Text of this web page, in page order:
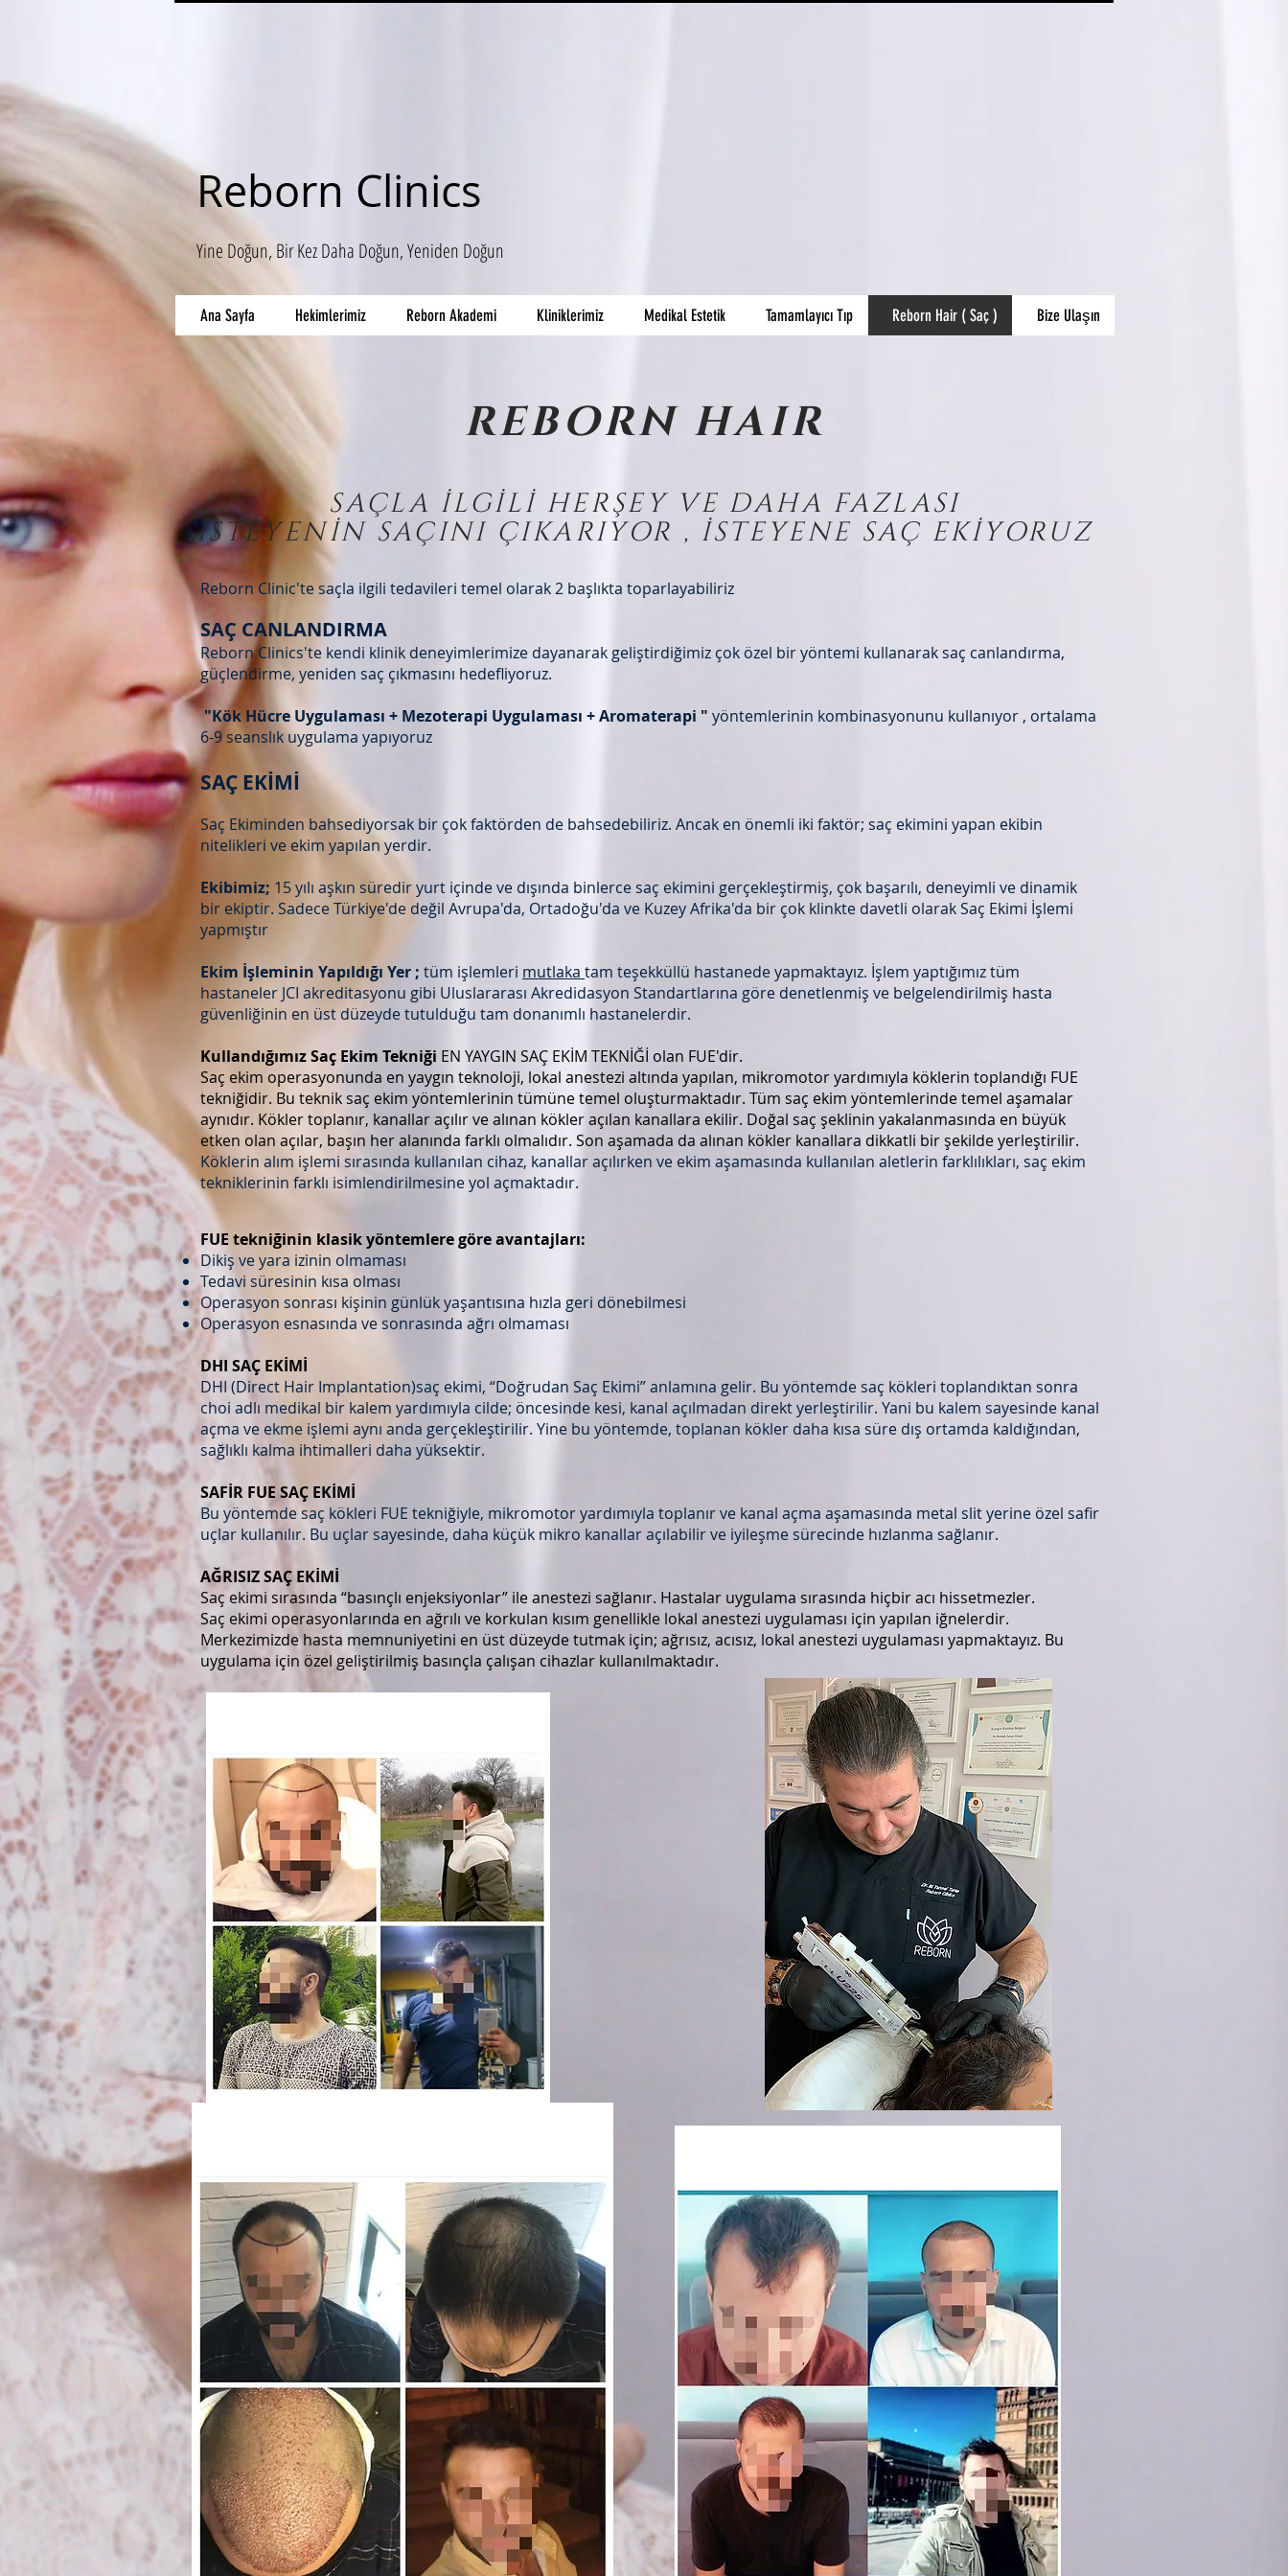
Reborn Clinics
Yine Doğun, Bir Kez Daha Doğun, Yeniden Doğun
Ana Sayfa Hekimlerimiz Reborn Akademi Kliniklerimiz Medikal Estetik Tamamlayıcı Tıp Reborn Hair ( Saç ) Bize Ulaşın
REBORN HAIR
SAÇLA İLGİLİ HERŞEY VE DAHA FAZLASI
İSTEYENİN SAÇINI ÇIKARIYOR , İSTEYENE SAÇ EKİYORUZ
Reborn Clinic'te saçla ilgili tedavileri temel olarak 2 başlıkta toparlayabiliriz
SAÇ CANLANDIRMA
Reborn Clinics'te kendi klinik deneyimlerimize dayanarak geliştirdiğimiz çok özel bir yöntemi kullanarak saç canlandırma,
güçlendirme, yeniden saç çıkmasını hedefliyoruz.
"Kök Hücre Uygulaması + Mezoterapi Uygulaması + Aromaterapi " yöntemlerinin kombinasyonunu kullanıyor , ortalama
6-9 seanslık uygulama yapıyoruz
SAÇ EKİMİ
Saç Ekiminden bahsediyorsak bir çok faktörden de bahsedebiliriz. Ancak en önemli iki faktör; saç ekimini yapan ekibin
nitelikleri ve ekim yapılan yerdir.
Ekibimiz; 15 yılı aşkın süredir yurt içinde ve dışında binlerce saç ekimini gerçekleştirmiş, çok başarılı, deneyimli ve dinamik
bir ekiptir. Sadece Türkiye'de değil Avrupa'da, Ortadoğu'da ve Kuzey Afrika'da bir çok klinkte davetli olarak Saç Ekimi İşlemi
yapmıştır
Ekim İşleminin Yapıldığı Yer ; tüm işlemleri mutlaka tam teşekküllü hastanede yapmaktayız. İşlem yaptığımız tüm
hastaneler JCI akreditasyonu gibi Uluslararası Akredidasyon Standartlarına göre denetlenmiş ve belgelendirilmiş hasta
güvenliğinin en üst düzeyde tutulduğu tam donanımlı hastanelerdir.
Kullandığımız Saç Ekim Tekniği EN YAYGIN SAÇ EKİM TEKNİĞİ olan FUE'dir.
Saç ekim operasyonunda en yaygın teknoloji, lokal anestezi altında yapılan, mikromotor yardımıyla köklerin toplandığı FUE
tekniğidir. Bu teknik saç ekim yöntemlerinin tümüne temel oluşturmaktadır. Tüm saç ekim yöntemlerinde temel aşamalar
aynıdır. Kökler toplanır, kanallar açılır ve alınan kökler açılan kanallara ekilir. Doğal saç şeklinin yakalanmasında en büyük
etken olan açılar, başın her alanında farklı olmalıdır. Son aşamada da alınan kökler kanallara dikkatli bir şekilde yerleştirilir.
Köklerin alım işlemi sırasında kullanılan cihaz, kanallar açılırken ve ekim aşamasında kullanılan aletlerin farklılıkları, saç ekim
tekniklerinin farklı isimlendirilmesine yol açmaktadır.
FUE tekniğinin klasik yöntemlere göre avantajları:
Dikiş ve yara izinin olmaması
Tedavi süresinin kısa olması
Operasyon sonrası kişinin günlük yaşantısına hızla geri dönebilmesi
Operasyon esnasında ve sonrasında ağrı olmaması
DHI SAÇ EKİMİ
DHI (Direct Hair Implantation)saç ekimi, “Doğrudan Saç Ekimi” anlamına gelir. Bu yöntemde saç kökleri toplandıktan sonra
choi adlı medikal bir kalem yardımıyla cilde; öncesinde kesi, kanal açılmadan direkt yerleştirilir. Yani bu kalem sayesinde kanal
açma ve ekme işlemi aynı anda gerçekleştirilir. Yine bu yöntemde, toplanan kökler daha kısa süre dış ortamda kaldığından,
sağlıklı kalma ihtimalleri daha yüksektir.
SAFİR FUE SAÇ EKİMİ
Bu yöntemde saç kökleri FUE tekniğiyle, mikromotor yardımıyla toplanır ve kanal açma aşamasında metal slit yerine özel safir
uçlar kullanılır. Bu uçlar sayesinde, daha küçük mikro kanallar açılabilir ve iyileşme sürecinde hızlanma sağlanır.
AĞRISIZ SAÇ EKİMİ
Saç ekimi sırasında “basınçlı enjeksiyonlar” ile anestezi sağlanır. Hastalar uygulama sırasında hiçbir acı hissetmezler.
Saç ekimi operasyonlarında en ağrılı ve korkulan kısım genellikle lokal anestezi uygulaması için yapılan iğnelerdir.
Merkezimizde hasta memnuniyetini en üst düzeyde tutmak için; ağrısız, acısız, lokal anestezi uygulaması yapmaktayız. Bu
uygulama için özel geliştirilmiş basınçla çalışan cihazlar kullanılmaktadır.